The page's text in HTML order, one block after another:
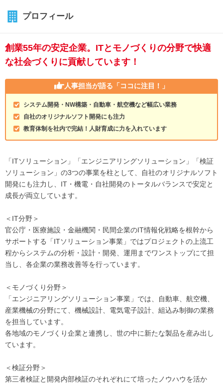
プロフィール
創業55年の安定企業。ITとモノづくりの分野で快適
な社会づくりに貢献しています！
人事担当が語る 「ココに注目！」
システム開発・NW構築・自動車・航空機など幅広い業務
自社のオリジナルソフト開発にも注力
教育体制を社内で完結！人財育成に力を入れています
「ITソリューション」「エンジニアリングソリューション」「検証
ソリューション」の3つの事業を柱として、自社のオリジナルソフト
開発にも注力し、IT・機電・自社開発のトータルバランスで安定と
成長が両立しています。
＜IT分野＞
官公庁・医療施設・金融機関・民間企業のIT情報化戦略を根幹から
サポートする「ITソリューション事業」ではプロジェクトの上流工
程からシステムの分析・設計・開発、運用までワンストップにて担
当し、各企業の業務改善等を行っています。
＜モノづくり分野＞
「エンジニアリングソリューション事業」では、自動車、航空機、
産業機械の分野にて、機械設計、電気電子設計、組込み制御の業務
を担当しています。
各地域のモノづくり企業と連携し、世の中に新たな製品を産み出し
ています。
＜検証分野＞
第三者検証と開発内部検証のそれぞれにて培ったノウハウを活か